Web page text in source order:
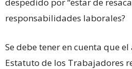
responsabilidades laborales?
Se debe tener en cuenta que
Estatuto de los Trabajadores